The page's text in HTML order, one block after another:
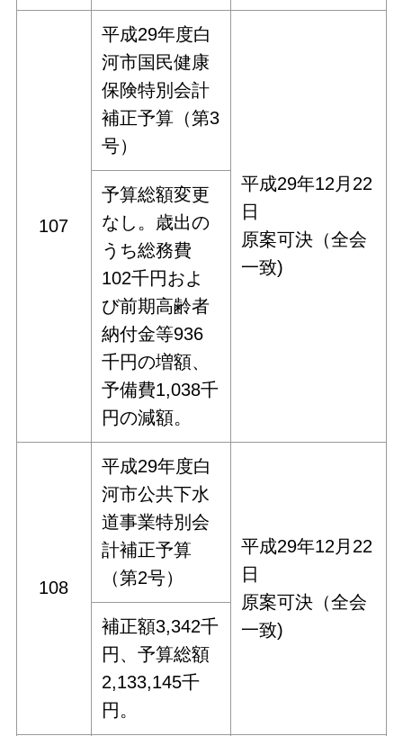
107
平成29年度白
河市国民健康
保険特別会計
補正予算（第3
号）
平成29年12月22
日
原案可決（全会
一致)
予算総額変更
なし。歳出の
うち総務費
102千円およ
び前期高齢者
納付金等936
千円の増額、
予備費1,038千
円の減額。
108
平成29年度白
河市公共下水
道事業特別会
計補正予算
（第2号）
平成29年12月22
日
原案可決（全会
一致)
補正額3,342千
円、予算総額
2,133,145千
円。